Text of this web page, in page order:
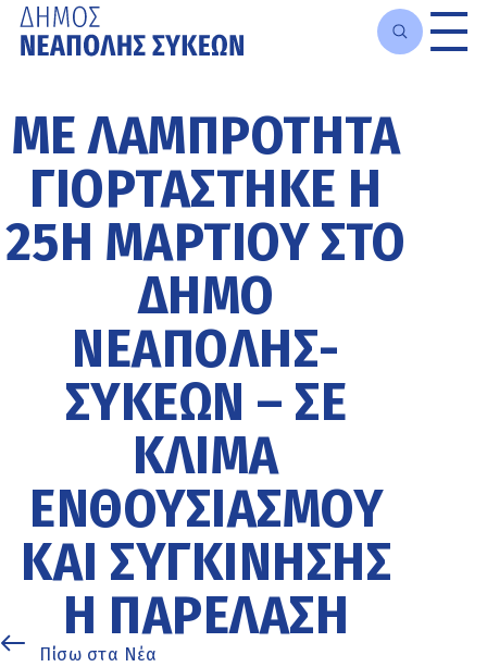
κυρίως
περιεχόμενο
ΜΕ ΛΑΜΠΡΌΤΗΤΑ
ΓΙΟΡΤΆΣΤΗΚΕ Η
25Η ΜΑΡΤΊΟΥ ΣΤΟ
ΔΉΜΟ
ΝΕΆΠΟΛΗΣ-
ΣΥΚΕΏΝ – ΣΕ
ΚΛΊΜΑ
ΕΝΘΟΥΣΙΑΣΜΟΎ
ΚΑΙ ΣΥΓΚΊΝΗΣΗΣ
Η ΠΑΡΈΛΑΣΗ
Πίσω στα Νέα